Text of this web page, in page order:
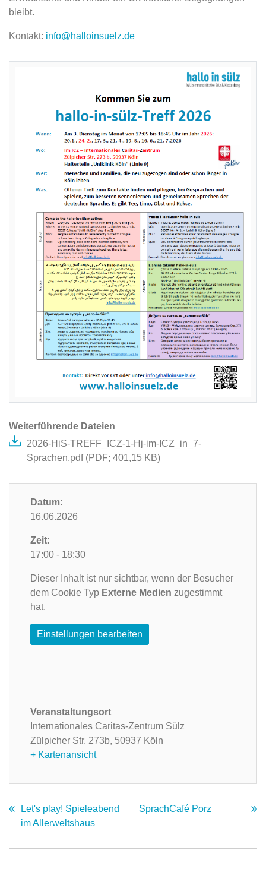
bleibt.
Kontakt: info@halloinsuelz.de
Weiterführende Dateien
2026-HiS-TREFF_ICZ-1-Hj-im-ICZ_in_7-
Sprachen.pdf (PDF; 401,15 KB)
Datum:
16.06.2026
Zeit:
17:00 - 18:30
Dieser Inhalt ist nur sichtbar, wenn der Besucher
dem Cookie Typ Externe Medien zugestimmt
hat.
Einstellungen bearbeiten
Veranstaltungsort
Internationales Caritas-Zentrum Sülz
Zülpicher Str. 273b, 50937 Köln
+ Kartenansicht
Let's play! Spieleabend
im Allerweltshaus
SprachCafé Porz